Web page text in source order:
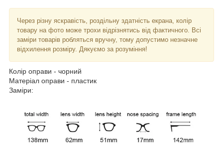
Через різну яскравість, роздільну здатність екрана, колір
товару на фото може трохи відрізнятись від фактичного. Всі
заміри товарів робляться вручну, тому допустимо незначне
відхилення розміру. Дякуємо за розуміння!
Колір оправи - чорний
Матеріал оправи - пластик
Заміри: